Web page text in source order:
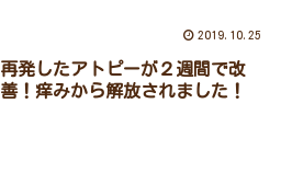
2019.10.25
再発したアトピーが２週間で改
善！痒みから解放されました！